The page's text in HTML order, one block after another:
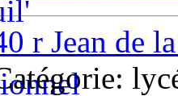
r Jean de